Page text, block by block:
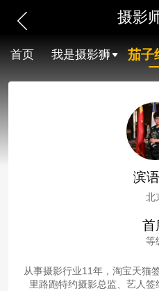
摄影
首页 我是摄影狮 茄子
滨语
北
首
等
从事摄影行业11年，淘宝天猫
里路跑特约摄影总监、艺人